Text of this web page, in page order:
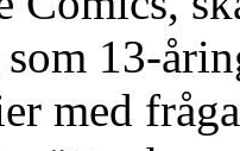
13-
med